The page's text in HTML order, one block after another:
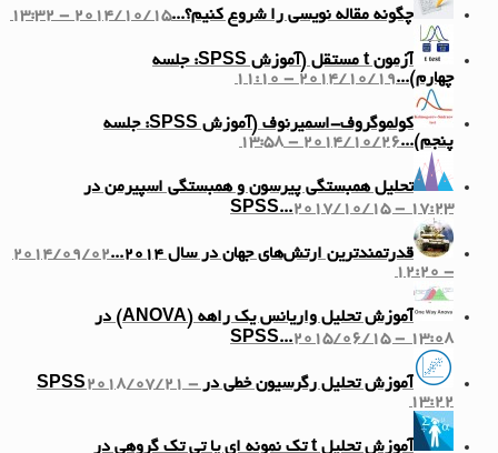
چگونه مقاله نویسی را شروع کنیم؟...2014/10/15 - 13:32
آزمون t مستقل (آموزش SPSS: جلسه
چهارم)...2014/10/19 - 11:10
کولموگروف-اسمیرنوف (آموزش SPSS: جلسه
پنجم)...2014/10/26 - 13:58
تحلیل همبستگی پیرسون و همبستگی اسپیرمن در
SPSS...2017/10/15 - 17:23
قدرتمندترین ارتش‌های جهان در سال ۲۰۱۴...
2014/09/02
- 12:20
آموزش تحلیل واریانس یک راهه (ANOVA) در
SPSS...2015/06/15 - 13:08
آموزش تحلیل رگرسیون خطی در SPSS2018/07/21 -
13:22
آموزش تحلیل t تک نمونه ای یا تی تک گروهی در